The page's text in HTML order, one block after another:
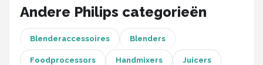
Alle merken →
Andere Philips categorieën
Blenderaccessoires Blenders
Foodprocessors Handmixers Juicers